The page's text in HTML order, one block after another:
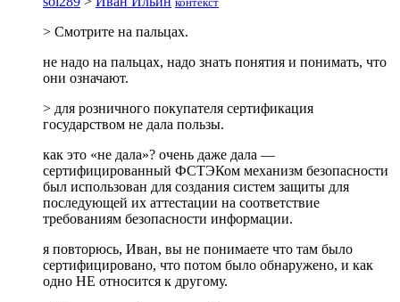
> Смотрите на пальцах.
не надо на пальцах, надо знать понятия и понимать, что
они означают.
> для розничного покупателя сертификация
государством не дала пользы.
как это «не дала»? очень даже дала —
сертифицированный ФСТЭКом механизм безопасности
был использован для создания систем защиты для
последующей их аттестации на соответствие
требованиям безопасности информации.
я повторюсь, Иван, вы не понимаете что там было
сертифицировано, что потом было обнаружено, и как
одно НЕ относится к другому.